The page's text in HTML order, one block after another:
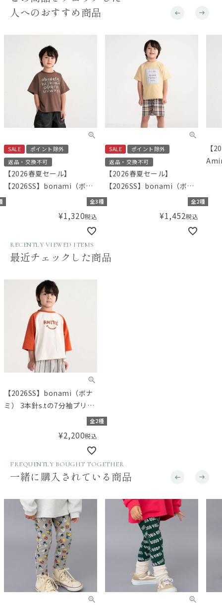
人へのおすすめ商品
SALE
ポイント除外
返品・交換不可
【2026春夏セール】
【2026SS】bonami（ボナ
ミ） 抜け感ヘムのアルファ全3種
¥1,320税込
SALE
ポイント除外
返品・交換不可
【2026春夏セール】
【2026SS】bonami（ボナ
ミ） アップリケ5分袖Tシャ全2種
¥1,452税込
【
RECENTLY VIEWED ITEMS
最近チェックした商品
【2026SS】bonami（ボナ
ミ） 3本針s.tの7分袖プリン
全2種
¥2,200税込
FREQUENTLY BOUGHT TOGETHER
一緒に購入されている商品